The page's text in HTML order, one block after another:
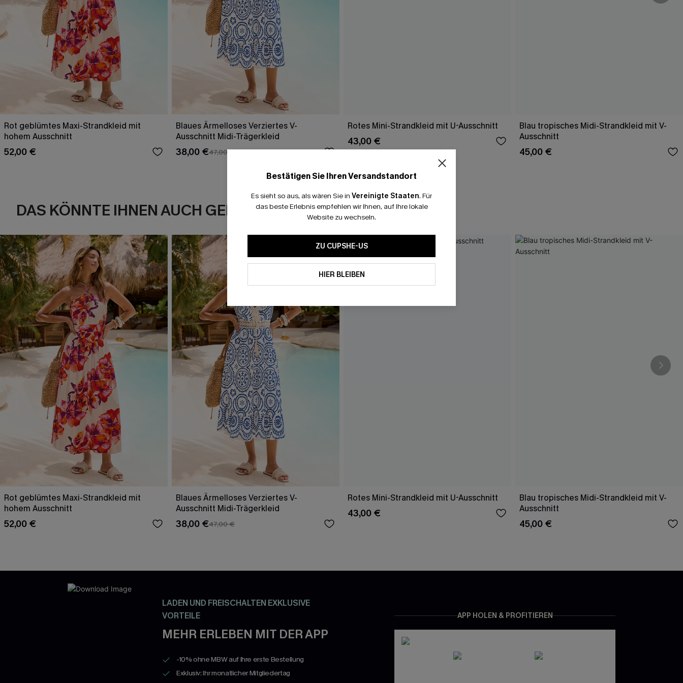
Rot geblümtes Maxi-Strandkleid mit
hohem Ausschnitt
52,00 €
Blaues Ärmelloses Verziertes V-
Ausschnitt Midi-Trägerkleid
38,00 €47,00 €
Rotes Mini-Strandkleid mit U-Ausschnitt
43,00 €
Blau tropisches Midi-Strandkleid mit V-
Ausschnitt
45,00 €
DAS KÖNNTE IHNEN AUCH GEFALLEN
Rot geblümtes Maxi-Strandkleid mit
hohem Ausschnitt
52,00 €
Blaues Ärmelloses Verziertes V-
Ausschnitt Midi-Trägerkleid
38,00 €47,00 €
Rotes Mini-Strandkleid mit U-Ausschnitt
43,00 €
Blau tropisches Midi-Strandkleid mit V-
Ausschnitt
45,00 €
LADEN UND FREISCHALTEN EXKLUSIVE
VORTEILE
MEHR ERLEBEN MIT DER APP
-10% ohne MBW auf Ihre erste Bestellung
Exklusiv: Ihr monatlicher Mitgliedertag
APP HOLEN & PROFITIEREN
Bestätigen Sie Ihren Versandstandort
Es sieht so aus, als wären Sie in Vereinigte Staaten. Für
das beste Erlebnis empfehlen wir Ihnen, auf Ihre lokale
Website zu wechseln.
ZU CUPSHE-US
HIER BLEIBEN